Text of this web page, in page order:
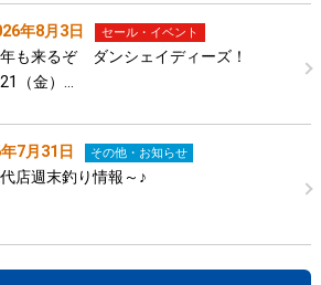
年8月3日 セール・イベント
も来るぞ ダンシェイディーズ！
（金）…
7月31日 その他・お知らせ
店週末釣り情報～♪